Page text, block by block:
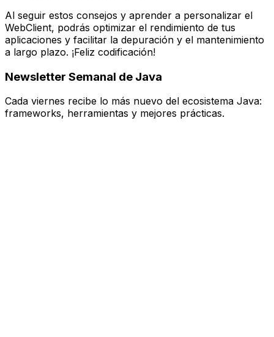
Al seguir estos consejos y aprender a personalizar el
WebClient, podrás optimizar el rendimiento de tus
aplicaciones y facilitar la depuración y el mantenimiento
a largo plazo. ¡Feliz codificación!
Newsletter Semanal de Java
Cada viernes recibe lo más nuevo del ecosistema Java:
frameworks, herramientas y mejores prácticas.